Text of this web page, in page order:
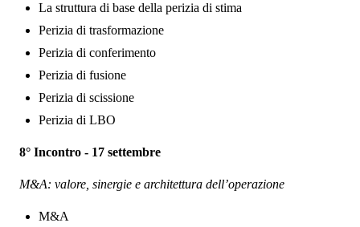
La struttura di base della perizia di stima
Perizia di trasformazione
Perizia di conferimento
Perizia di fusione
Perizia di scissione
Perizia di LBO
8° Incontro - 17 settembre
M&A: valore, sinergie e architettura dell’operazione
M&A